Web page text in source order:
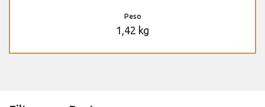
Peso
1,42 kg